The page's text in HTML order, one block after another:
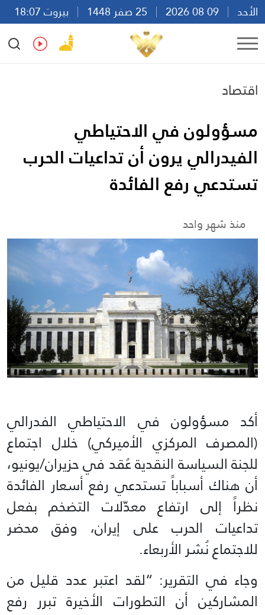
الأحد
بيروت 18:07
Ar
En Fr Es
اقتصاد
مسؤولون في الاحتياطي
الفيدرالي يرون أن تداعيات الحرب
تستدعي رفع الفائدة
منذ شهر واحد
أكد مسؤولون في الاحتياطي الفدرالي
(المصرف المركزي الأميركي) خلال اجتماع
للجنة السياسة النقدية عُقد في حزيران/يونيو،
أن هناك أسباباً تستدعي رفع أسعار الفائدة
نظراً إلى ارتفاع معدّلات التضخم بفعل
تداعيات الحرب على إيران، وفق محضر
للاجتماع نُشر الأربعاء.
وجاء في التقرير: “لقد اعتبر عدد قليل من
المشاركين أن التطورات الأخيرة تبرر رفع